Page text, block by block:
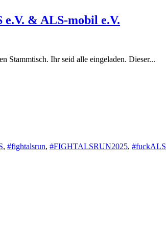
& ALS-mobil e.V.
Stammtisch. Ihr seid alle eingeladen. Dieser...
, #fightalsrun, #FIGHTALSRUN2025, #fuckALS